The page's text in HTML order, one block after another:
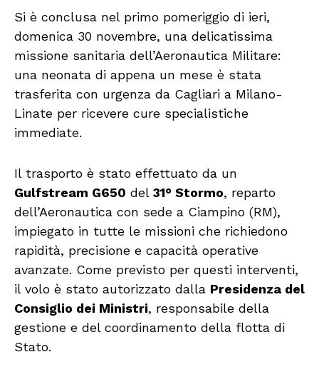
Si è conclusa nel primo pomeriggio di ieri,
domenica 30 novembre, una delicatissima
missione sanitaria dell’Aeronautica Militare:
una neonata di appena un mese è stata
trasferita con urgenza da Cagliari a Milano-
Linate per ricevere cure specialistiche
immediate.
Il trasporto è stato effettuato da un
Gulfstream G650 del 31° Stormo, reparto
dell’Aeronautica con sede a Ciampino (RM),
impiegato in tutte le missioni che richiedono
rapidità, precisione e capacità operative
avanzate. Come previsto per questi interventi,
il volo è stato autorizzato dalla Presidenza del
Consiglio dei Ministri, responsabile della
gestione e del coordinamento della flotta di
Stato.